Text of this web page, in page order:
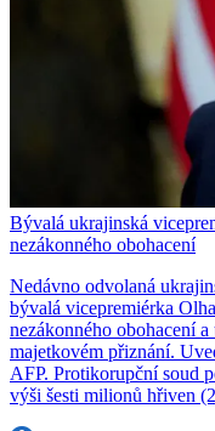
Bývalá ukrajinská
nezákonného obohacení
Nedávno odvolaná
bývalá vicepremiérka
nezákonného obohacení
majetkovém přiznání.
AFP. Protikorupční soud
výši šesti milionů hřiven